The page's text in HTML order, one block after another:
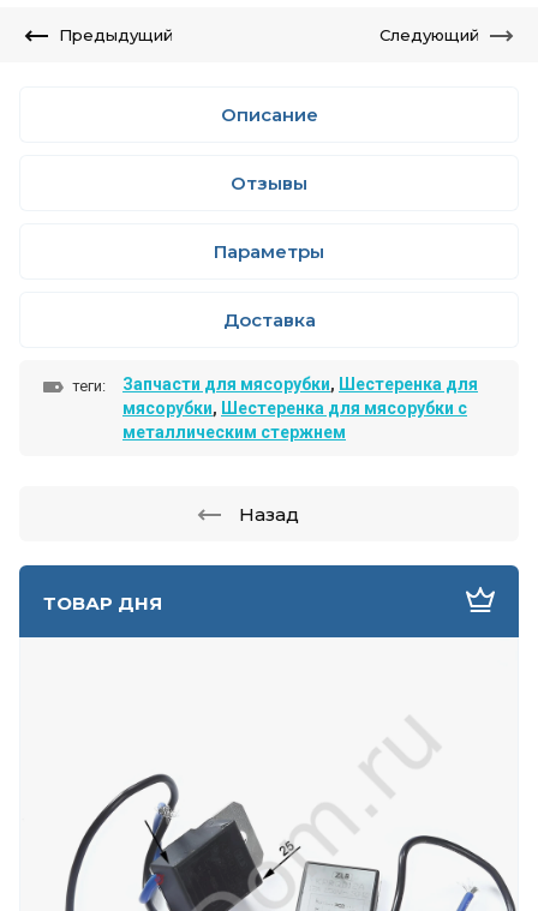
ТОВАР ДНЯ
Предыдущий Следующий
Описание
Отзывы
Параметры
Доставка
теги: Запчасти для мясорубки, Шестеренка для
мясорубки, Шестеренка для мясорубки с
металлическим стержнем
Назад